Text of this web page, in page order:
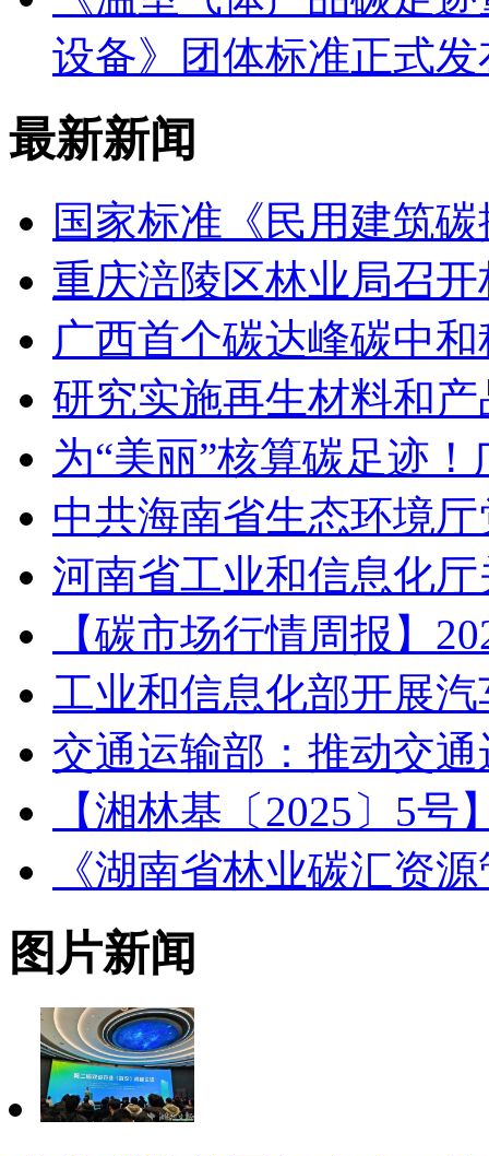
设备》团体标准正式发
最新新闻
国家标准《民用建筑
重庆涪陵区林业局召
广西首个碳达峰碳中
研究实施再生材料和
为“美丽”核算碳足迹
中共海南省生态环境
河南省工业和信息化
【碳市场行情周报】
工业和信息化部开展
交通运输部：推动交
【湘林基〔2025〕5
《湖南省林业碳汇资
图片新闻